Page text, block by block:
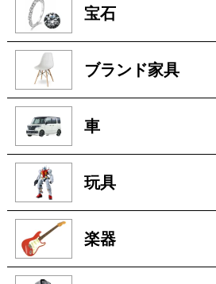
宝石
ブランド家具
車
玩具
楽器